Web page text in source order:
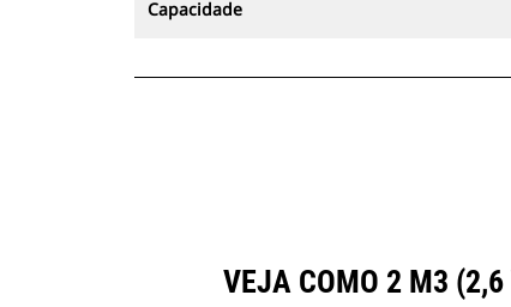
Capacidade
VEJA COMO 2 M3 (2,6